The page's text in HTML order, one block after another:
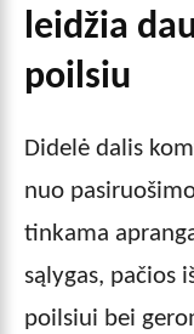
leidžia
poilsiu
Didelė dalis
nuo
tinkama
sąlygas, pačios
poilsiui bei